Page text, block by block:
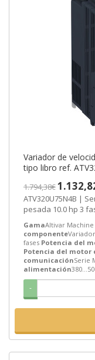
Variador de
tipo libro ref.
1.794,38€
ATV320U75N4B |
GamaAltivar Machine
componente
fases Potencia del
Potencia del motor
comunicaciónSerie
alimentación
-